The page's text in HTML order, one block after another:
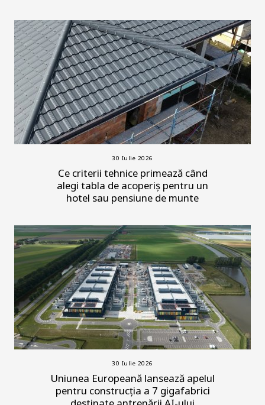
30 Iulie 2026
Ce criterii tehnice primează când
alegi tabla de acoperiș pentru un
hotel sau pensiune de munte
30 Iulie 2026
Uniunea Europeană lansează apelul
pentru construcția a 7 gigafabrici